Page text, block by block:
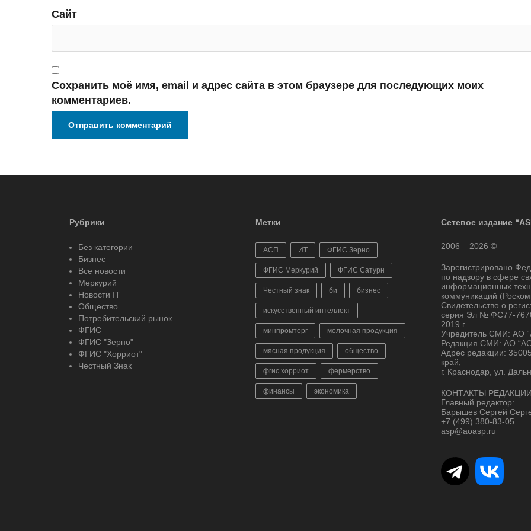
Сайт
Сохранить моё имя, email и адрес сайта в этом браузере для последующих моих
комментариев.
Рубрики
Без категории
Бизнес
Все новости
Меркурий
Новости IT
Общество
Потребительский рынок
ФГИС
ФГИС "Зерно"
ФГИС "Хорриот"
Честный Знак
Метки
АСП ИТ ФГИС Зерно
ФГИС Меркурий ФГИС Сатурн
Честный знак би бизнес
искусственный интеллект
минпромторг молочная продукция
мясная продукция общество
фгис хорриот фермерство
финансы экономика
Сетевое издание
2006 – 2026 ©
Зарегистрировано
по надзору в сфере
информационных
коммуникаций
Свидетельство о
серия Эл № ФС77-
2019 г.
Учредитель СМИ: АО
Редакция СМИ: АО
Адрес редакции:
край,
г. Краснодар, ул.
КОНТАКТЫ
Главный редактор:
Барышев Сергей
+7 (499) 380-83-05
asp@aoasp.ru